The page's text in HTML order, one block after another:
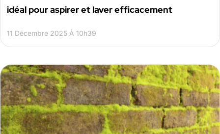
idéal pour aspirer et laver efficacement
11 Décembre 2025 À 10h39